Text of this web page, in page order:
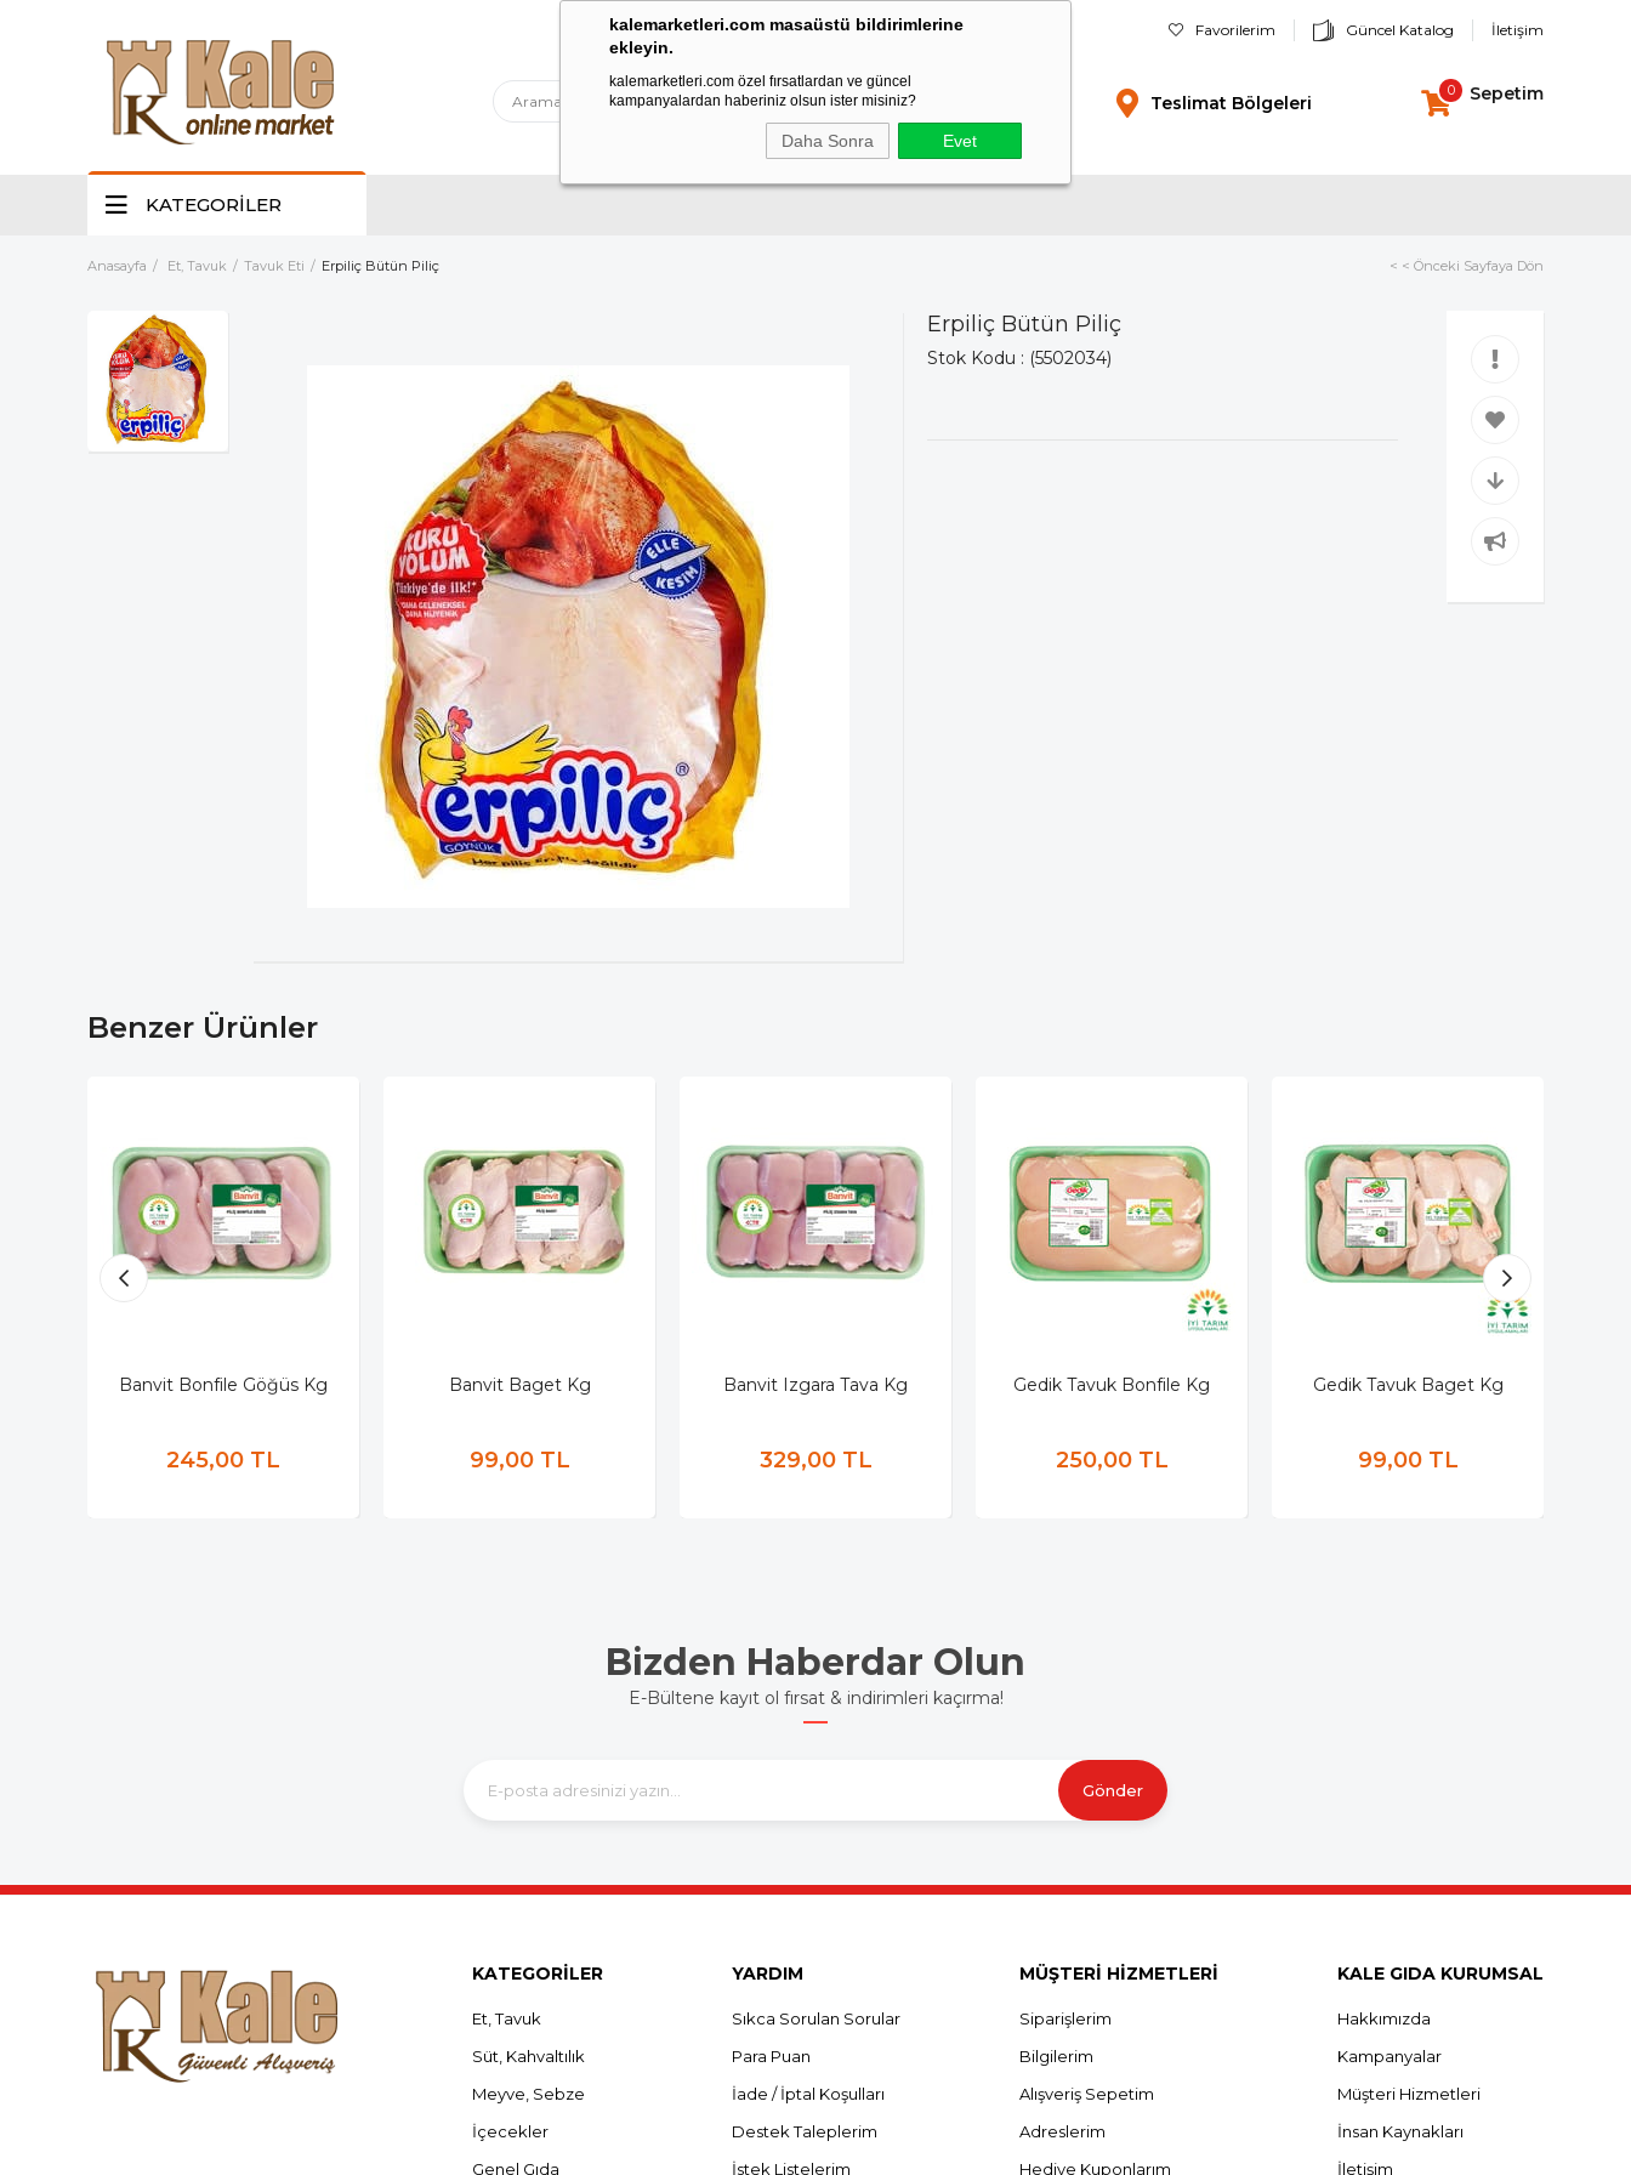
kalemarketleri.com masaüstü bildirimlerine
ekleyin.
kalemarketleri.com özel fırsatlardan ve güncel
kampanyalardan haberiniz olsun ister misiniz?
Daha Sonra Evet
Favorilerim Güncel Katalog İletişim
Sepetim
0
Teslimat Bölgeleri
KATEGORİLER
Anasayfa Et, Tavuk Tavuk Eti Erpiliç Bütün Piliç < < Önceki Sayfaya Dön
Erpiliç Bütün Piliç
Stok Kodu (5502034)
Benzer Ürünler
Banvit Bonfile Göğüs Kg
245,00 TL
Banvit Baget Kg
99,00 TL
Banvit Izgara Tava Kg
329,00 TL
Gedik Tavuk Bonfile Kg
250,00 TL
Gedik Tavuk Baget Kg
99,00 TL
Bizden Haberdar Olun
E-Bültene kayıt ol fırsat & indirimleri kaçırma!
Gönder
KATEGORİLER
Et, Tavuk
Süt, Kahvaltılık
Meyve, Sebze
İçecekler
Genel Gıda
YARDIM
Sıkca Sorulan Sorular
Para Puan
İade / İptal Koşulları
Destek Taleplerim
İstek Listelerim
MÜŞTERİ HİZMETLERİ
Siparişlerim
Bilgilerim
Alışveriş Sepetim
Adreslerim
Hediye Kuponlarım
KALE GIDA KURUMSAL
Hakkımızda
Kampanyalar
Müşteri Hizmetleri
İnsan Kaynakları
İletişim